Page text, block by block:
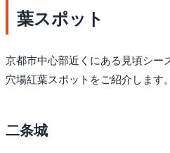
葉スポット
京都市中心部近くにある見頃シー
穴場紅葉スポットをご紹介します。
二条城